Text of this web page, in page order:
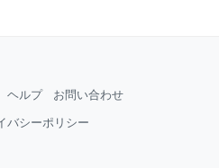
ヘルプ お問い合わせ
バシーポリシー